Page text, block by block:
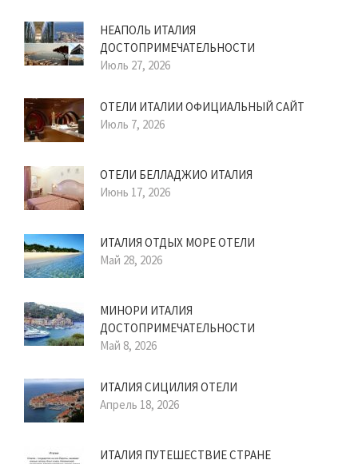
НЕАПОЛЬ ИТАЛИЯ
ДОСТОПРИМЕЧАТЕЛЬНОСТИ
Июль 27, 2026
ОТЕЛИ ИТАЛИИ ОФИЦИАЛЬНЫЙ САЙТ
Июль 7, 2026
ОТЕЛИ БЕЛЛАДЖИО ИТАЛИЯ
Июнь 17, 2026
ИТАЛИЯ ОТДЫХ МОРЕ ОТЕЛИ
Май 28, 2026
МИНОРИ ИТАЛИЯ
ДОСТОПРИМЕЧАТЕЛЬНОСТИ
Май 8, 2026
ИТАЛИЯ СИЦИЛИЯ ОТЕЛИ
Апрель 18, 2026
ИТАЛИЯ ПУТЕШЕСТВИЕ СТРАНЕ